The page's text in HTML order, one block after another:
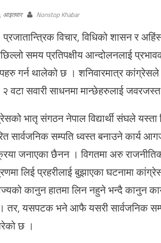
आइतवार Nonstop Khabar
विचार, विधिको शासन र
समय प्रतिपक्षीय आन्दोलनलाई
गर्न थालेको छ । शनिवारमात्र
२ वटा सवारी साधनमा मान्छेहरुलाई
भातृ संगठन नेपाल विद्यार्थी संघले
सार्वजनिक सम्पति ध्वस्त बनाउने कार्य
जनाएका छैनन । विगतमा अरु
लिई प्रहरीलाई बुझाएका घटनामा
कानुन हातमा लिन नहुने भन्दै कानुन
तर, यसपटक भने आफै यसरी सार्वजनिक
छ ।